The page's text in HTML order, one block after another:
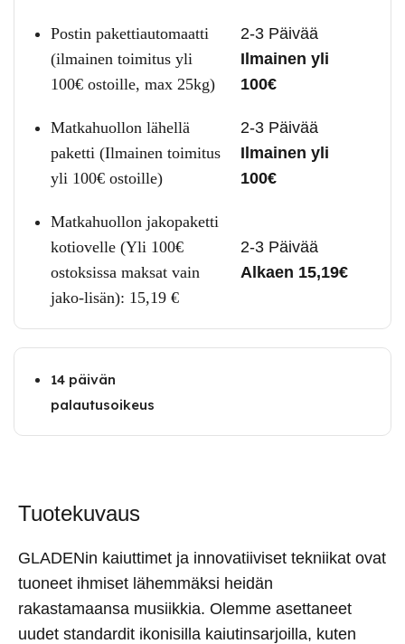
Postin pakettiautomaatti
(ilmainen toimitus yli
100€ ostoille, max 25kg)
2-3 Päivää
Ilmainen yli
100€
Matkahuollon lähellä
paketti (Ilmainen toimitus
yli 100€ ostoille)
2-3 Päivää
Ilmainen yli
100€
Matkahuollon jakopaketti
kotiovelle (Yli 100€
ostoksissa maksat vain
jako-lisän): 15,19 €
2-3 Päivää
Alkaen 15,19€
14 päivän
palautusoikeus
Tuotekuvaus
GLADENin kaiuttimet ja innovatiiviset tekniikat ovat
tuoneet ihmiset lähemmäksi heidän
rakastamaansa musiikkia. Olemme asettaneet
uudet standardit ikonisilla kaiutinsarjoilla, kuten